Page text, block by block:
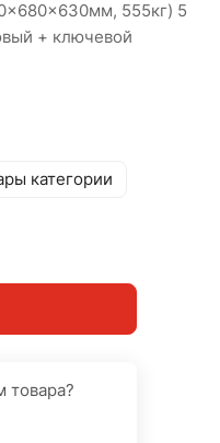
555кг) 5
+ ключевой
категории